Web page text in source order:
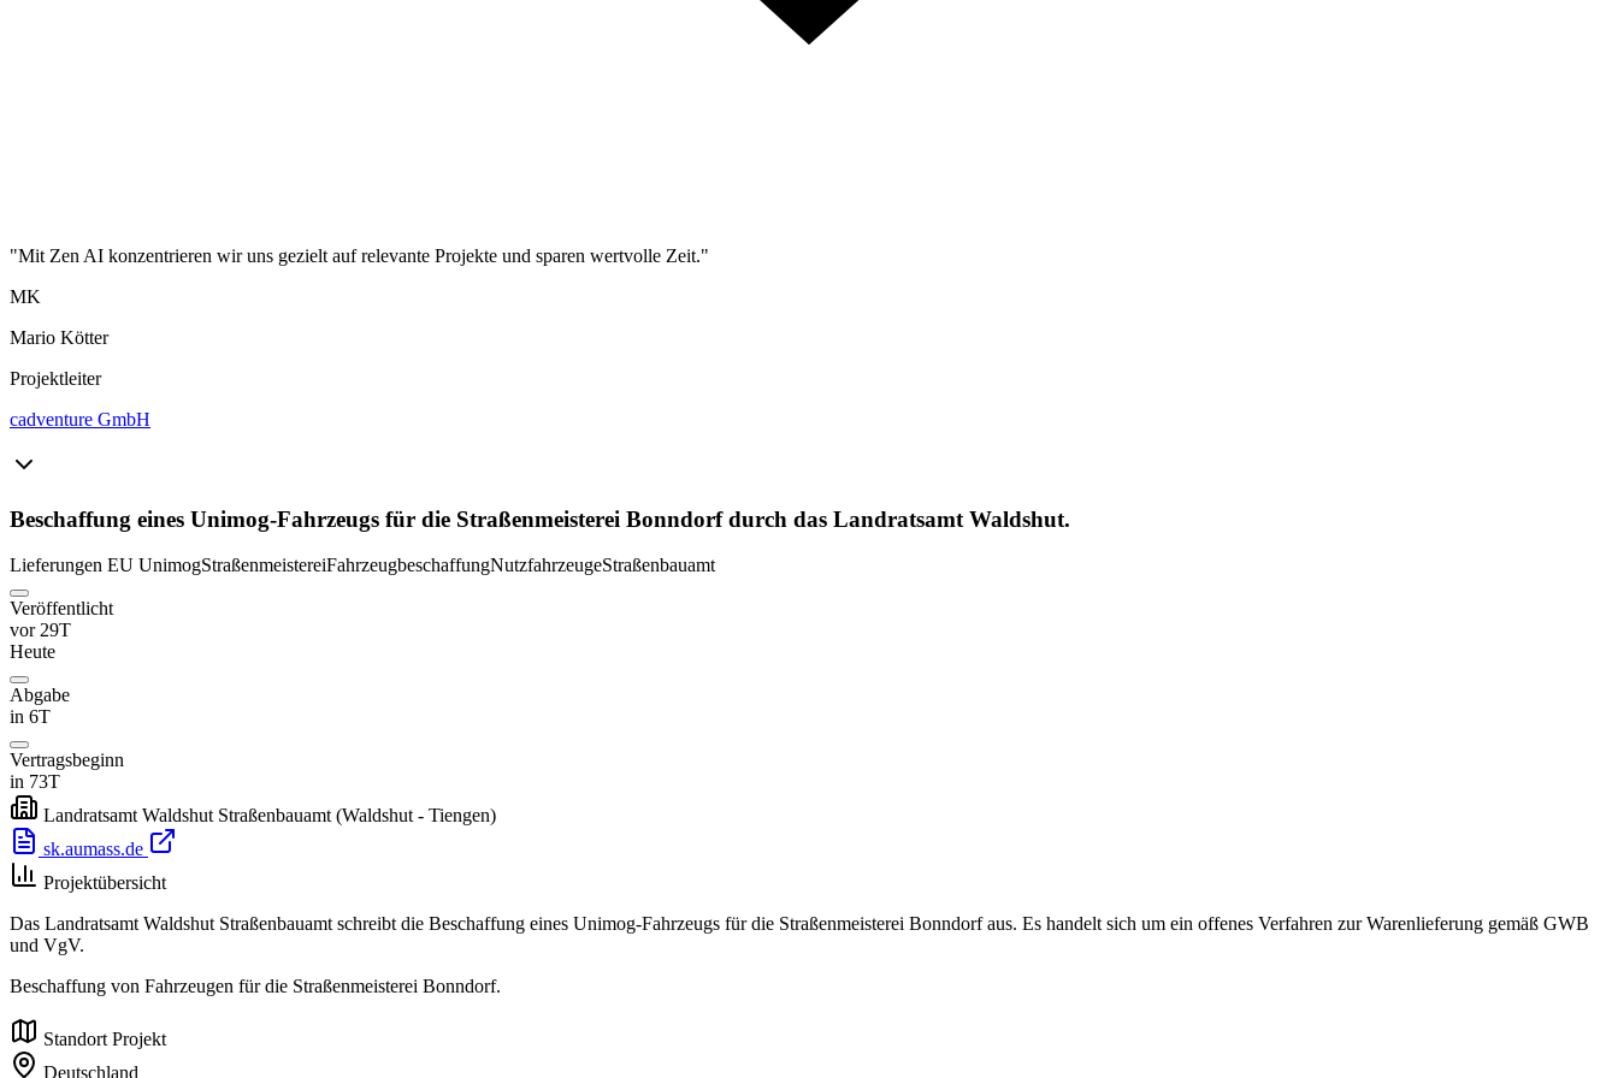
"Mit Zen AI konzentrieren wir uns gezielt auf relevante Projekte und sparen wertvolle Zeit."
MK
Mario Kötter
Projektleiter
cadventure GmbH
Beschaffung eines Unimog-Fahrzeugs für die Straßenmeisterei Bonndorf durch das Landratsamt Waldshut.
Lieferungen EU UnimogStraßenmeistereiFahrzeugbeschaffungNutzfahrzeugeStraßenbauamt
Veröffentlicht
vor 29T
Heute
Abgabe
in 6T
Vertragsbeginn
in 73T
Landratsamt Waldshut Straßenbauamt (Waldshut - Tiengen)
sk.aumass.de
Projektübersicht
Das Landratsamt Waldshut Straßenbauamt schreibt die Beschaffung eines Unimog-Fahrzeugs für die Straßenmeisterei Bonndorf aus. Es handelt sich um ein offenes Verfahren zur Warenlieferung gemäß GWB
und VgV.
Beschaffung von Fahrzeugen für die Straßenmeisterei Bonndorf.
Standort Projekt
Deutschland